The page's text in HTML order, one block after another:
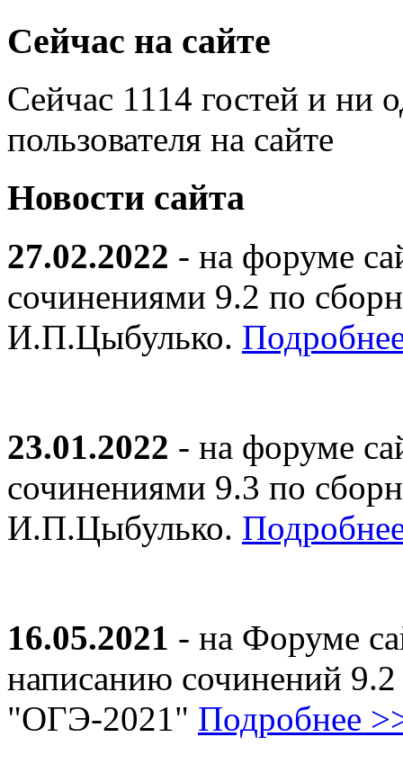
Сейчас на сайте
Сейчас 1114 гостей и ни
пользователя на сайте
Новости сайта
27.02.2022 - на форуме
сочинениями 9.2 по
И.П.Цыбулько.
23.01.2022 - на форуме
сочинениями 9.3 по
И.П.Цыбулько.
16.05.2021 - на Форуме
написанию сочинений
"ОГЭ-2021" Подробнее